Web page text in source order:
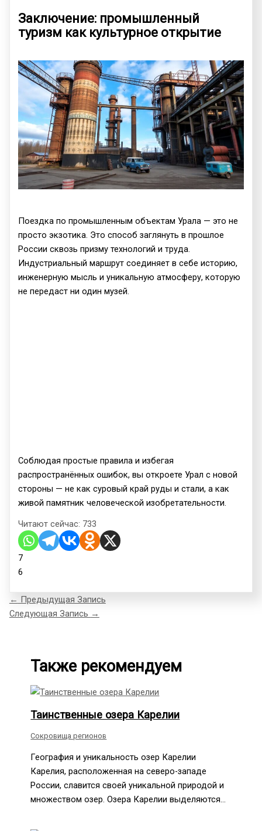
Заключение: промышленный
туризм как культурное открытие
Поездка по промышленным объектам Урала — это не
просто экзотика. Это способ заглянуть в прошлое
России сквозь призму технологий и труда.
Индустриальный маршрут соединяет в себе историю,
инженерную мысль и уникальную атмосферу, которую
не передаст ни один музей.
Соблюдая простые правила и избегая
распространённых ошибок, вы откроете Урал с новой
стороны — не как суровый край руды и стали, а как
живой памятник человеческой изобретательности.
Читают сейчас: 733
7
6
← Предыдущая Запись
Следующая Запись →
Также рекомендуем
Таинственные озера Карелии
Сокровища регионов
География и уникальность озер Карелии
Карелия, расположенная на северо-западе
России, славится своей уникальной природой и
множеством озер. Озера Карелии выделяются…